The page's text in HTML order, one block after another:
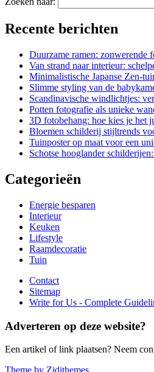
Recente berichten
Duurzame ramen: zonwerende
Van strand naar interieur:
Minimalistische Japanse Zen-
Slimme styling van de
Scandinavische windlichtjes:
Potten fotografie als unieke
3D fotobehang: hoe kies je het
Bloemen schilderij stijltrends
Tuinposter op maat voor een
Schotse hooglander
Categorieën
Energie besparen
Interieur
Keuken
Lifestyle
Raamdecoratie
Tuin
Contact
Sitemap
Write for Us - Complete
Adverteren op deze website?
Een artikel of link plaatsen? Neem